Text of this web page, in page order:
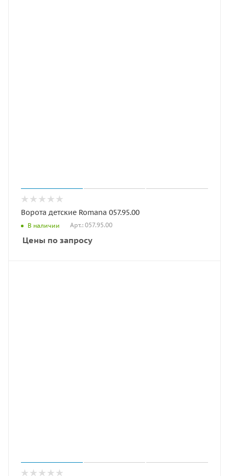
Ворота детские Romana 057.95.00
В наличии Арт.: 057.95.00
Цены по запросу